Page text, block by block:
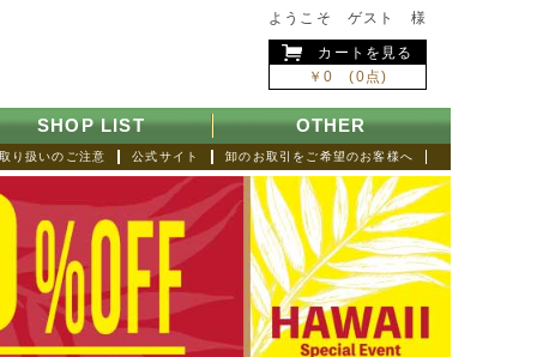
ようこそ ゲスト 様
カートを見る
￥0 (0点)
SHOP LIST OTHER
卸のお取引をご希望のお客様へ
公式サイト
り扱いのご注意